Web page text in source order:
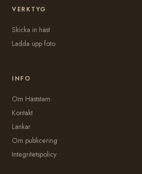
VERKTYG
Skicka in häst
Ladda upp foto
INFO
Om Häststam
Kontakt
Länkar
Om publicering
Integritetspolicy